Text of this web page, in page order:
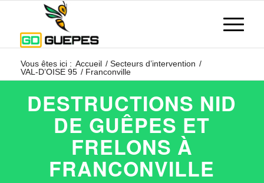
Vous êtes ici : Accueil / Secteurs d’intervention /
VAL-D’OISE 95 / Franconville
DESTRUCTIONS NID
DE GUÊPES ET
FRELONS À
FRANCONVILLE